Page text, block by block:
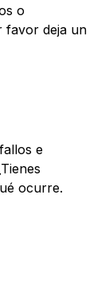
o
favor deja un
e
ocurre.